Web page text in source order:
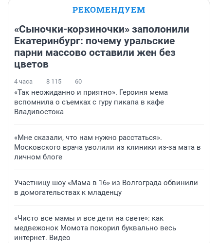
РЕКОМЕНДУЕМ
«Сыночки-корзиночки» заполонили
Екатеринбург: почему уральские
парни массово оставили жен без
цветов
4 часа 8 115 60
«Так неожиданно и приятно». Героиня мема
вспомнила о съемках с гуру пикапа в кафе
Владивостока
«Мне сказали, что нам нужно расстаться».
Московского врача уволили из клиники из-за мата в
личном блоге
Участницу шоу «Мама в 16» из Волгограда обвинили
в домогательствах к младенцу
«Чисто все мамы и все дети на свете»: как
медвежонок Момота покорил буквально весь
интернет. Видео